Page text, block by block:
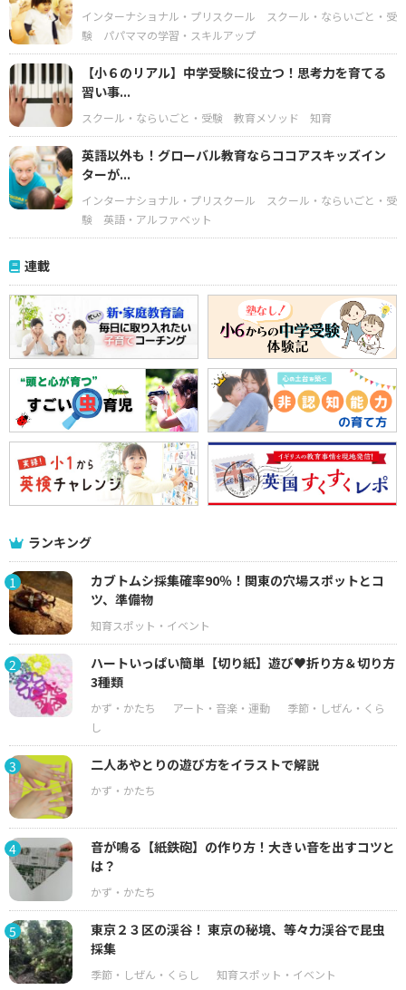
インターナショナル・プリスクール
スクール・ならいごと・受
験
パパママの学習・スキルアップ
【小６のリアル】中学受験に役立つ！思考力を育てる
習い事...
スクール・ならいごと・受験 教育メソッド 知育
英語以外も！グローバル教育ならココアスキッズイン
ターが...
インターナショナル・プリスクール
スクール・ならいごと・受
験
英語・アルファベット
連載
ランキング
1
カブトムシ採集確率90％！関東の穴場スポットとコ
ツ、準備物
2
ハートいっぱい簡単【切り紙】遊び♥折り方＆切り方
3種類
3 二人あやとりの遊び方をイラストで解説
4
音が鳴る【紙鉄砲】の作り方！大きい音を出すコツと
は？
5
東京２３区の渓谷！ 東京の秘境、等々力渓谷で昆虫
採集